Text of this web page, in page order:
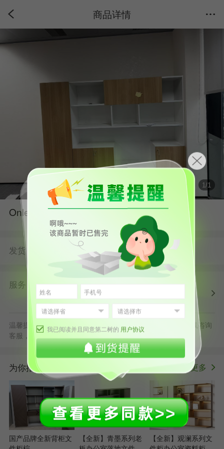
商品详情
我已阅读并且同意第二树的 用户协议
>
1/1
Onlead/欧林二手背柜文件柜棕
发货 第二树广州仓 发货并提供售后服务
服务 第二树自营 清洗消毒 售后保障
配送上门
正规发票
退货原则
温馨提示：默拍不发货，批量采购立享更多优惠，可随时在线咨询
客服，或拨打服务电话400-178-1088
为你推荐 更多
国产品牌全新背柜文
【全新】青墨系列老
【全新】观澜系列文